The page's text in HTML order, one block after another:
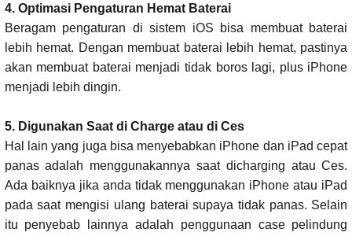
4. Optimasi Pengaturan Hemat Baterai
Beragam pengaturan di sistem iOS bisa membuat baterai
lebih hemat. Dengan membuat baterai lebih hemat, pastinya
akan membuat baterai menjadi tidak boros lagi, plus iPhone
menjadi lebih dingin.
5. Digunakan Saat di Charge atau di Ces
Hal lain yang juga bisa menyebabkan iPhone dan iPad cepat
panas adalah menggunakannya saat dicharging atau Ces.
Ada baiknya jika anda tidak menggunakan iPhone atau iPad
pada saat mengisi ulang baterai supaya tidak panas. Selain
itu penyebab lainnya adalah penggunaan case pelindung